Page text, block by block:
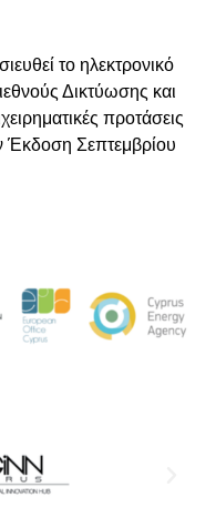
το ηλεκτρονικό
Δικτύωσης και
προτάσεις
Έκδοση Σεπτεμβρίου